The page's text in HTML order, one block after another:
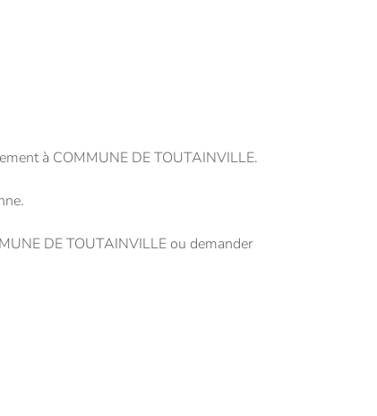
à COMMUNE DE TOUTAINVILLE.
DE TOUTAINVILLE ou demander